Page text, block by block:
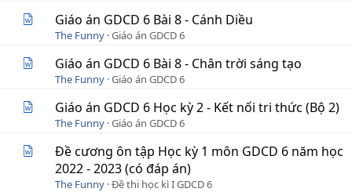
Giáo án GDCD 6 Bài 8 - Cánh Diều
The Funny Giáo án GDCD 6
Giáo án GDCD 6 Bài 8 - Chân trời sáng tạo
The Funny Giáo án GDCD 6
Giáo án GDCD 6 Học kỳ 2 - Kết nối tri thức (Bộ 2)
The Funny Giáo án GDCD 6
Đề cương ôn tập Học kỳ 1 môn GDCD 6 năm học
2022 - 2023 (có đáp án)
The Funny Đề thi học kì I GDCD 6